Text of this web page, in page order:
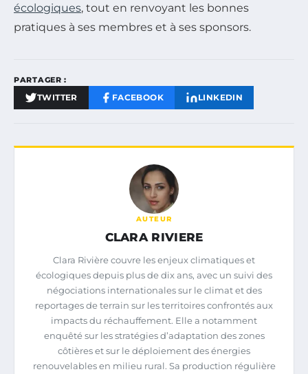
écologiques, tout en renvoyant les bonnes
pratiques à ses membres et à ses sponsors.
PARTAGER :
TWITTER FACEBOOK LINKEDIN
AUTEUR
CLARA RIVIERE
Clara Rivière couvre les enjeux climatiques et
écologiques depuis plus de dix ans, avec un suivi des
négociations internationales sur le climat et des
reportages de terrain sur les territoires confrontés aux
impacts du réchauffement. Elle a notamment
enquêté sur les stratégies d’adaptation des zones
côtières et sur le déploiement des énergies
renouvelables en milieu rural. Sa production régulière